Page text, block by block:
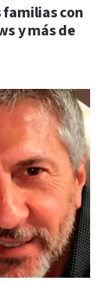
familias con
y más de